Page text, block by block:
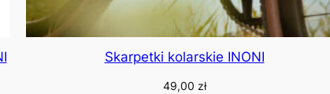
Skarpetki kolarskie INONI
49,00 zł